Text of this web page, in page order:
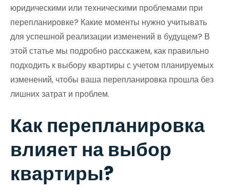
юридическими или техническими проблемами при
перепланировке? Какие моменты нужно учитывать
для успешной реализации изменений в будущем? В
этой статье мы подробно расскажем, как правильно
подходить к выбору квартиры с учетом планируемых
изменений, чтобы ваша перепланировка прошла без
лишних затрат и проблем.
Как перепланировка
влияет на выбор
квартиры?